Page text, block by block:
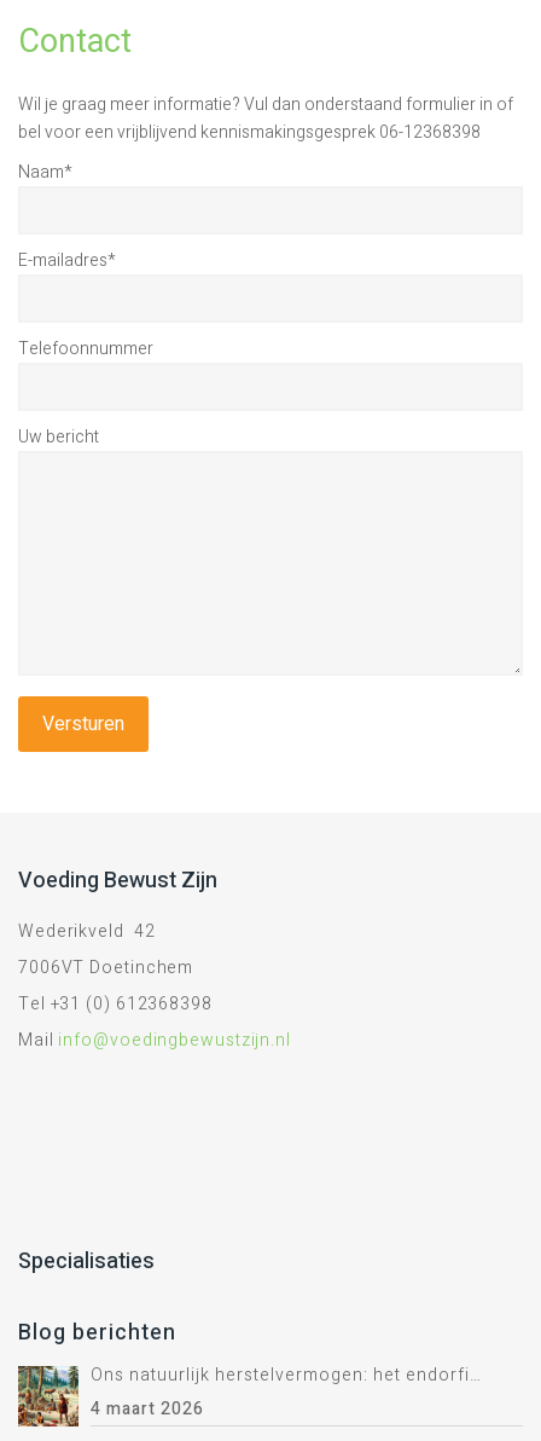
Contact
Wil je graag meer informatie? Vul dan onderstaand formulier in of
bel voor een vrijblijvend kennismakingsgesprek 06-12368398
Naam*
E-mailadres*
Telefoonnummer
Uw bericht
Voeding Bewust Zijn
Wederikveld 42
7006VT Doetinchem
Tel +31 (0) 612368398
Mail info@voedingbewustzijn.nl
Specialisaties
Blog berichten
Ons natuurlijk herstelvermogen: het endorfine systeem.
4 maart 2026